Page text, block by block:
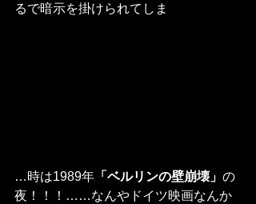
るで暗示を掛けられてしま
…時は1989年 「ベルリンの壁崩壊」 の
夜！！！……なんやドイツ映画なんか